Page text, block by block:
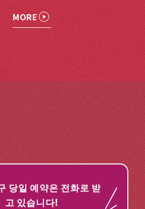
MORE
당일 예약은 전화로 받
고 있습니다!